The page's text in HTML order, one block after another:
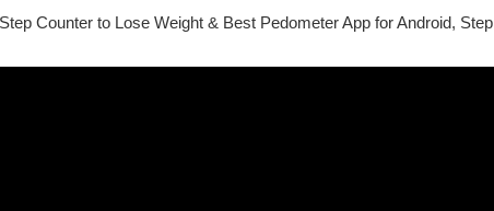
Counter to Lose Weight & Best Pedometer App for Android, Step